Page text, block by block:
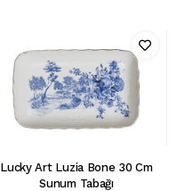
Lucky Art Luzia Bone 30 Cm
Sunum Tabağı